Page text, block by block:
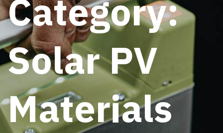
Category:
Solar PV
Materials